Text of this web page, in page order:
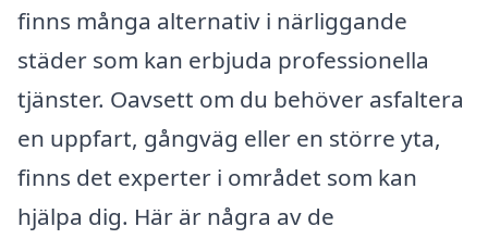
finns många alternativ i närliggande
städer som kan erbjuda professionella
tjänster. Oavsett om du behöver asfaltera
en uppfart, gångväg eller en större yta,
finns det experter i området som kan
hjälpa dig. Här är några av de